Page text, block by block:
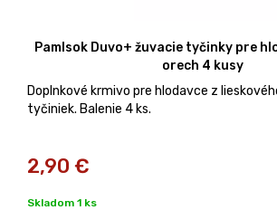
Pamlsok Duvo+ žuvacie tyčinky pre
orech 4 kusy
Doplnkové krmivo pre hlodavce z
tyčiniek. Balenie 4 ks.
2,90 €
Skladom 1 ks